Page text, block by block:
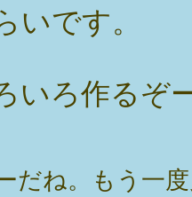
いです。
いろ作るぞ
だね。もう一